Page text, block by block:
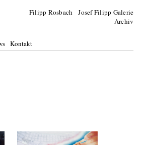
Filipp Rosbach Josef Filipp Galerie
Archiv
Kontakt